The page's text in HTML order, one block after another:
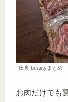
出典:beautyまとめ
お肉だけでも